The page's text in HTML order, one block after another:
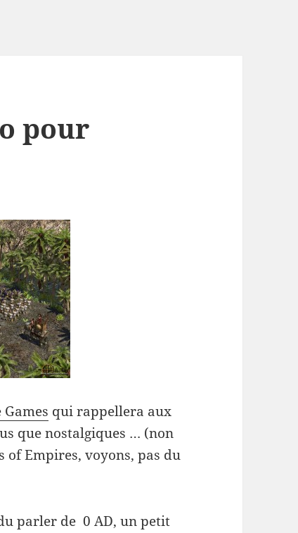
pour
qui rappellera aux
que nostalgiques … (non
of Empires, voyons, pas du
parler de 0 AD, un petit